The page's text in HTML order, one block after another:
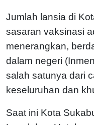
Jumlah lansia di
sasaran vaksinasi
menerangkan,
dalam negeri
salah satunya dari
keseluruhan dan
Saat ini Kota